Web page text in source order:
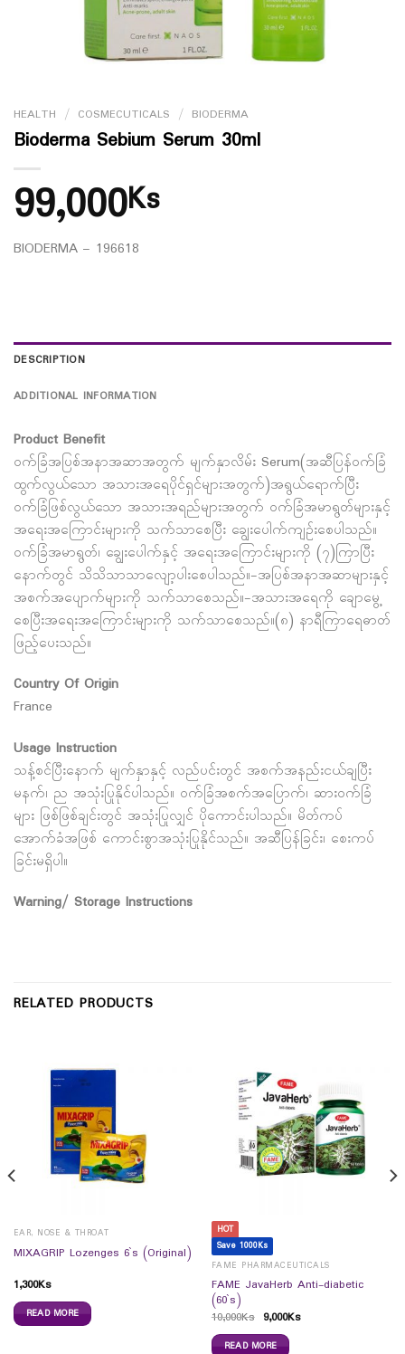
HEALTH / COSMECUTICALS / BIODERMA
Bioderma Sebium Serum 30ml
99,000Ks
BIODERMA – 196618
DESCRIPTION
ADDITIONAL INFORMATION
Product Benefit
ဝက်ခြံအပြစ်အနာအဆာအတွက် မျက်နှာလိမ်း Serum(အဆီပြန်ဝက်ခြံ
ထွက်လွယ်သော အသားအရေပိုင်ရှင်များအတွက်)အရွယ်ရောက်ပြီး
ဝက်ခြံဖြစ်လွယ်သော အသားအရည်များအတွက် ဝက်ခြံအမာရွတ်များနှင့်
အရေးအကြောင်းများကို သက်သာစေပြီး ချွေးပေါက်ကျဉ်းစေပါသည်။
ဝက်ခြံအမာရွတ်၊ ချွေးပေါက်နှင့် အရေးအကြောင်းများကို (၇)ကြာပြီး
နောက်တွင် သိသိသာသာလျော့ပါးစေပါသည်။-အပြစ်အနာအဆာများနှင့်
အစက်အပျောက်များကို သက်သာစေသည်။-အသားအရေကို ချောမွေ့
စေပြီးအရေးအကြောင်းများကို သက်သာစေသည်။(၈) နာရီကြာရေဓာတ်
ဖြည့်ပေးသည်။
Country Of Origin
France
Usage Instruction
သန့်စင်ပြီးနောက် မျက်နှာနှင့် လည်ပင်းတွင် အစက်အနည်းငယ်ချပြီး
မနက်​၊ ​ည အသုံးပြုနိုင်ပါသည်။ ဝက်ခြံအစက်အပြောက်၊ ဆားဝက်ခြံ
များ ဖြစ်ဖြစ်ချင်းတွင် အသုံးပြုလျှင် ပိုကောင်းပါသည်။ မိတ်ကပ်
အောက်ခံအဖြစ် ကောင်းစွာအသုံးပြုနိုင်သည်။ အဆီပြန်ခြင်း၊ စေးကပ်
ခြင်းမရှိပါ။
Warning/ Storage Instructions
RELATED PRODUCTS
EAR, NOSE & THROAT
MIXAGRIP Lozenges 6`s (Original)
1,300Ks
READ MORE
HOT
Save 1000Ks
FAME PHARMACEUTICALS
FAME JavaHerb Anti-diabetic
(60`s)
10,000Ks 9,000Ks
READ MORE